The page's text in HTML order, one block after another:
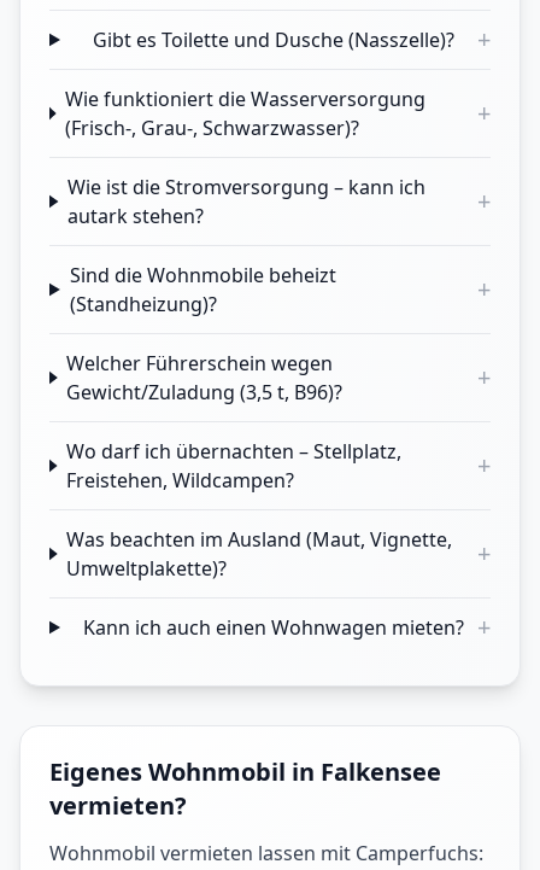
Gibt es Toilette und Dusche (Nasszelle)? +
Wie funktioniert die Wasserversorgung
(Frisch-, Grau-, Schwarzwasser)?
+
Wie ist die Stromversorgung – kann ich
autark stehen?
+
Sind die Wohnmobile beheizt
(Standheizung)?
+
Welcher Führerschein wegen
Gewicht/Zuladung (3,5 t, B96)?
+
Wo darf ich übernachten – Stellplatz,
Freistehen, Wildcampen?
+
Was beachten im Ausland (Maut, Vignette,
Umweltplakette)?
+
Kann ich auch einen Wohnwagen mieten? +
Eigenes Wohnmobil in Falkensee
vermieten?
Wohnmobil vermieten lassen mit Camperfuchs: